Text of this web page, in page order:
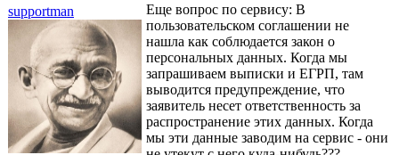
supportman
Еще вопрос по сервису: В
пользовательском соглашении не
нашла как соблюдается закон о
персональных данных. Когда мы
запрашиваем выписки и ЕГРП, там
выводится предупреждение, что
заявитель несет ответственность за
распространение этих данных. Когда
мы эти данные заводим на сервис - они